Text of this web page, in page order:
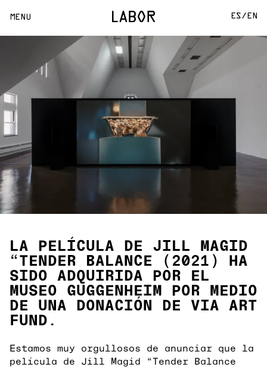
MENU ES/ EN
LA PELÍCULA DE JILL MAGID
“TENDER BALANCE (2021) HA
SIDO ADQUIRIDA POR EL
MUSEO GUGGENHEIM POR MEDIO
DE UNA DONACIÓN DE VIA ART
FUND.
Estamos muy orgullosos de anunciar que la
película de Jill Magid “Tender Balance